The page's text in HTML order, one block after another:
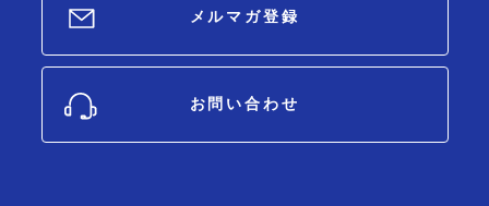
メルマガ登録
お問い合わせ